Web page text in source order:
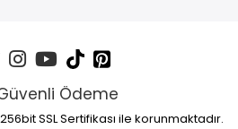
Ödeme
SSL Sertifikası ile korunmaktadır.